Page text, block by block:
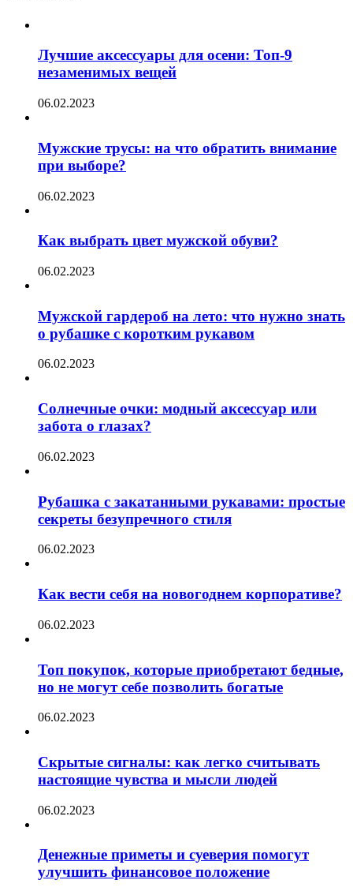
Лучшие аксессуары для осени: Топ-9
незаменимых вещей
06.02.2023
Мужские трусы: на что обратить внимание
при выборе?
06.02.2023
Как выбрать цвет мужской обуви?
06.02.2023
Мужской гардероб на лето: что нужно знать
о рубашке с коротким рукавом
06.02.2023
Солнечные очки: модный аксессуар или
забота о глазах?
06.02.2023
Рубашка с закатанными рукавами: простые
секреты безупречного стиля
06.02.2023
Как вести себя на новогоднем корпоративе?
06.02.2023
Топ покупок, которые приобретают бедные,
но не могут себе позволить богатые
06.02.2023
Скрытые сигналы: как легко считывать
настоящие чувства и мысли людей
06.02.2023
Денежные приметы и суеверия помогут
улучшить финансовое положение